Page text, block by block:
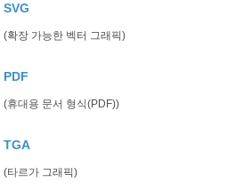
SVG
(확장 가능한 벡터 그래픽)
PDF
(휴대용 문서 형식(PDF))
TGA
(타르가 그래픽)